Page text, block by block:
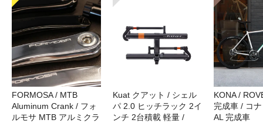
FORMOSA / MTB
Aluminum Crank / フォ
ルモサ MTB アルミクラ
Kuat クアット / シェル
パ 2.0 ヒッチラック 2イ
ンチ 2台積載 軽量 /
KONA /
完成車 / コ
AL 完成車